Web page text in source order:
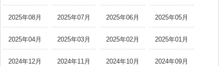
2025年08月 2025年07月 2025年06月 2025年05月
2025年04月 2025年03月 2025年02月 2025年01月
2024年12月 2024年11月 2024年10月 2024年09月